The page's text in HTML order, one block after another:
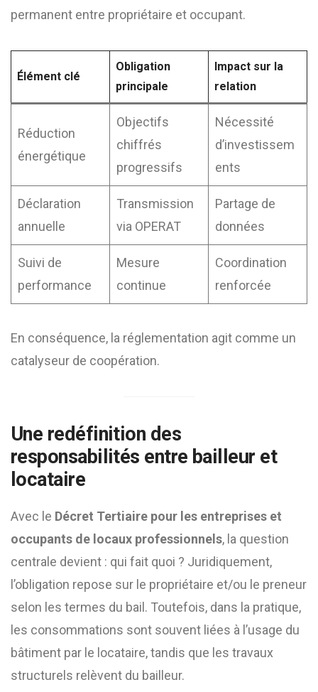
permanent entre propriétaire et occupant.
Élément clé
Obligation
principale
Impact sur la
relation
Réduction
énergétique
Objectifs
chiffrés
progressifs
Nécessité
d’investissem
ents
Déclaration
annuelle
Transmission
via OPERAT
Partage de
données
Suivi de
performance
Mesure
continue
Coordination
renforcée
En conséquence, la réglementation agit comme un
catalyseur de coopération.
Une redéfinition des
responsabilités entre bailleur et
locataire
Avec le Décret Tertiaire pour les entreprises et
occupants de locaux professionnels, la question
centrale devient : qui fait quoi ? Juridiquement,
l’obligation repose sur le propriétaire et/ou le preneur
selon les termes du bail. Toutefois, dans la pratique,
les consommations sont souvent liées à l’usage du
bâtiment par le locataire, tandis que les travaux
structurels relèvent du bailleur.